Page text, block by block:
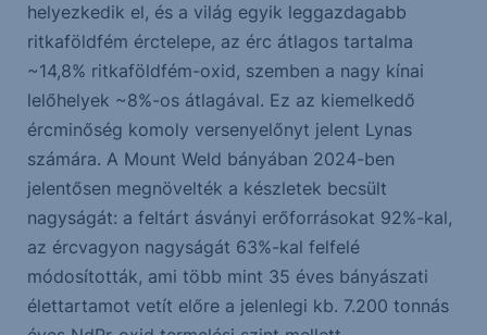
helyezkedik el, és a világ egyik leggazdagabb
ritkaföldfém érctelepe, az érc átlagos tartalma
~14,8% ritkaföldfém-oxid, szemben a nagy kínai
lelőhelyek ~8%-os átlagával. Ez az kiemelkedő
ércminőség komoly versenyelőnyt jelent Lynas
számára. A Mount Weld bányában 2024-ben
jelentősen megnövelték a készletek becsült
nagyságát: a feltárt ásványi erőforrásokat 92%-kal,
az ércvagyon nagyságát 63%-kal felfelé
módosították, ami több mint 35 éves bányászati
élettartamot vetít előre a jelenlegi kb. 7.200 tonnás